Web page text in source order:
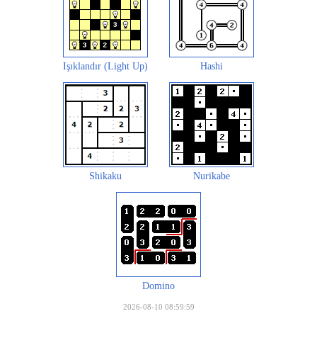
Işıklandır (Light Up) Hashi
Shikaku Nurikabe
Domino
2026-08-10 08:59:59